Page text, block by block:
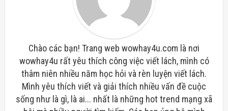
Chào các bạn! Trang web wowhay4u.com là nơi
wowhay4u rất yêu thích công việc viết lách, mình có
thâm niên nhiều năm học hỏi và rèn luyện viết lách.
Mình yêu thích viết và giải thích nhiều vấn đề cuộc
sống như là gì, là ai... nhất là những hot trend mạng xã